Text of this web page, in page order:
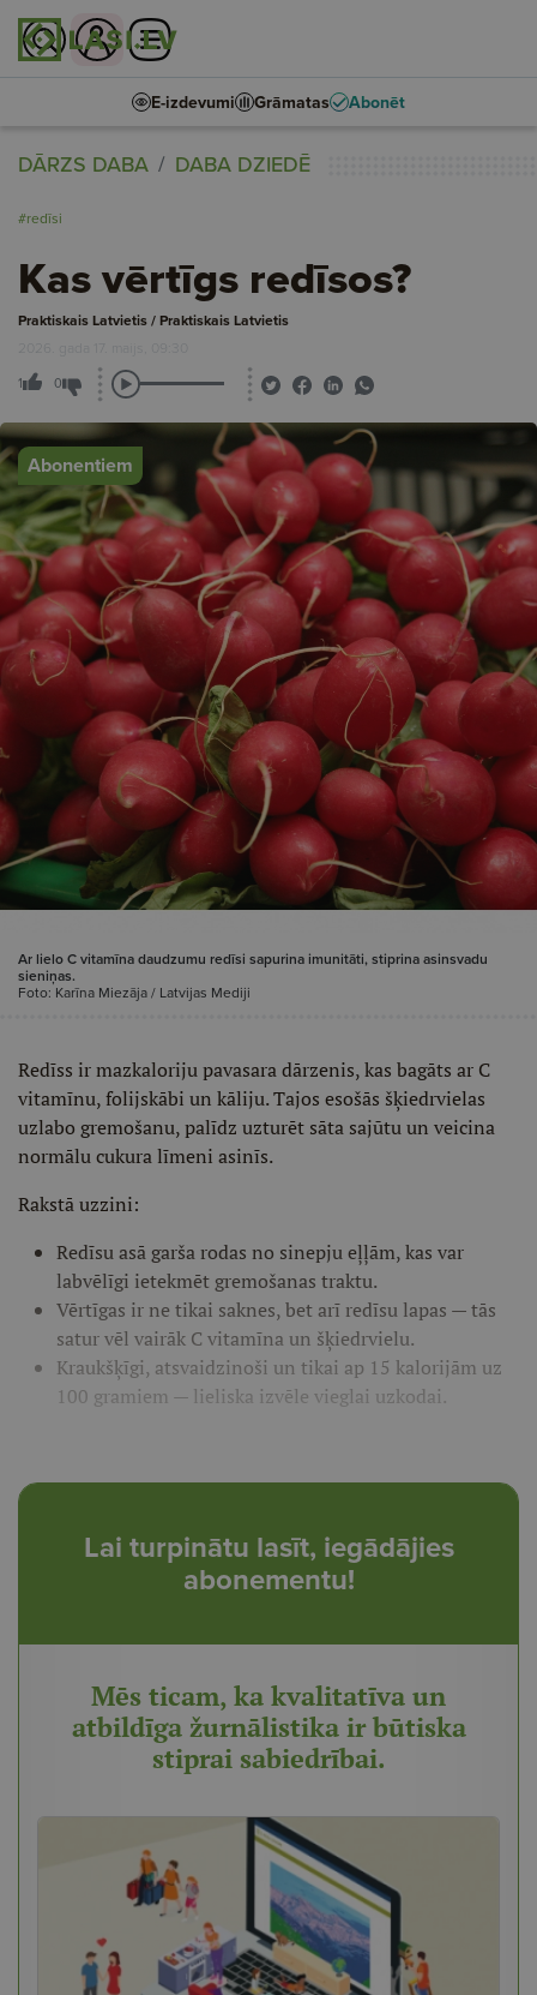
E-izdevumi Grāmatas Abonēt
DĀRZS DABA DABA DZIEDĒ
#redīsi
Kas vērtīgs redīsos?
Praktiskais Latvietis / Praktiskais Latvietis
2026. gada 17. maijs, 09:30
1 0
Abonentiem
Ar lielo C vitamīna daudzumu redīsi sapurina imunitāti, stiprina asinsvadu
sieniņas.
Foto: Karīna Miezāja / Latvijas Mediji
Redīss ir mazkaloriju pavasara dārzenis, kas bagāts ar C
vitamīnu, folijskābi un kāliju. Tajos esošās šķiedrvielas
uzlabo gremošanu, palīdz uzturēt sāta sajūtu un veicina
normālu cukura līmeni asinīs.
Rakstā uzzini:
Redīsu asā garša rodas no sinepju eļļām, kas var
labvēlīgi ietekmēt gremošanas traktu.
Vērtīgas ir ne tikai saknes, bet arī redīsu lapas — tās
satur vēl vairāk C vitamīna un šķiedrvielu.
Kraukšķīgi, atsvaidzinoši un tikai ap 15 kalorijām uz
100 gramiem — lieliska izvēle vieglai uzkodai.
Lai turpinātu lasīt, iegādājies
abonementu!
Mēs ticam, ka kvalitatīva un
atbildīga žurnālistika ir būtiska
stiprai sabiedrībai.